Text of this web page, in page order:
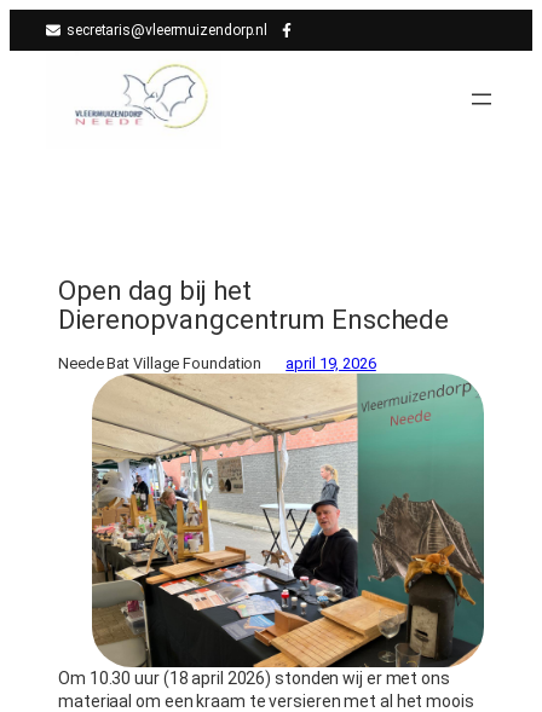
secretaris@vleermuizendorp.nl
Open dag bij het
Dierenopvangcentrum Enschede
Neede Bat Village Foundation april 19, 2026
Om 10.30 uur (18 april 2026) stonden wij er met ons
materiaal om een kraam te versieren met al het moois